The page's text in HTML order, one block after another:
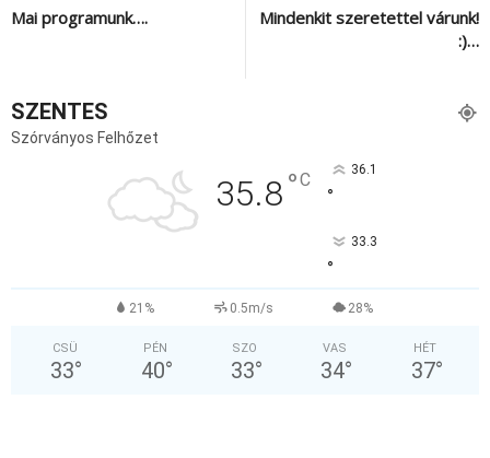
Mai programunk….
Mindenkit szeretettel várunk!
:)…
SZENTES
Szórványos Felhőzet
35.8°C 36.1
°
33.3
°
21% 0.5m/s 28%
CSÜ
33°
PÉN
40°
SZO
33°
VAS
34°
HÉT
37°